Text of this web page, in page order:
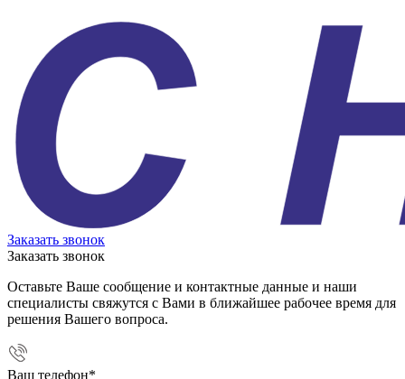
Заказать звонок
Заказать звонок
Оставьте Ваше сообщение и контактные данные и наши
специалисты свяжутся с Вами в ближайшее рабочее время для
решения Вашего вопроса.
Ваш телефон*